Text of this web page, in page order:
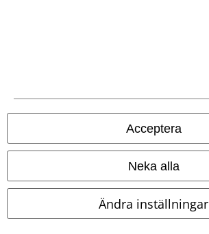
Acceptera
Neka alla
Ändra inställningar
Villkor
Om oss
Avfallshantering och miljöskydd